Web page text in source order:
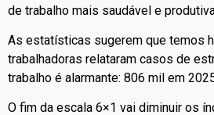
de trabalho mais saudável e
As estatísticas sugerem que temos
trabalhadoras relataram casos de
trabalho é alarmante: 806 mil em
O fim da escala 6×1 vai diminuir os